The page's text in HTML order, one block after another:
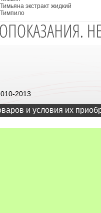
Тимьяна экстракт жидкий
Тимпило
2013
и условия их